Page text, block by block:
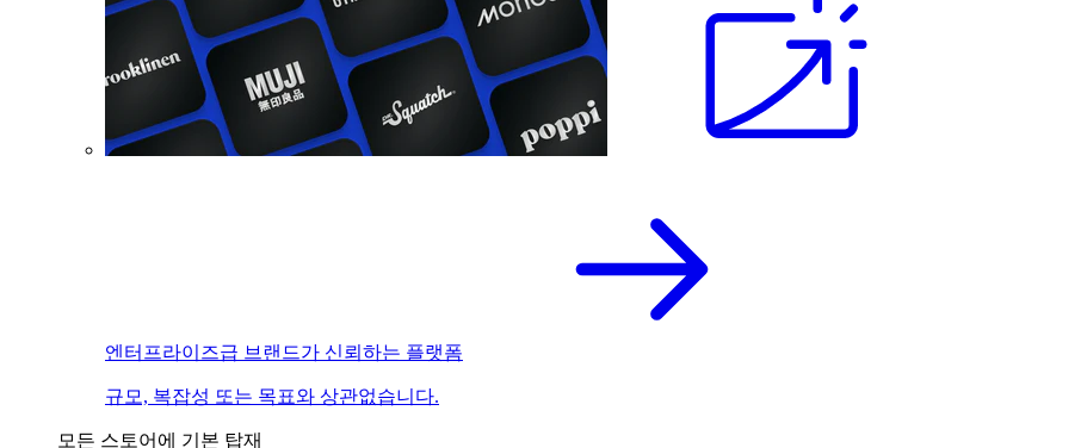
엔터프라이즈급 브랜드가 신뢰하는 플랫폼
규모, 복잡성 또는 목표와 상관없습니다.
모든 스토어에 기본 탑재